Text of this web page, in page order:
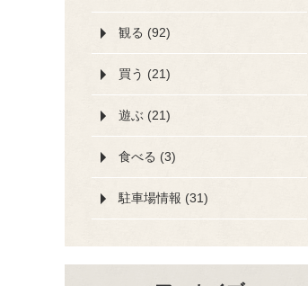
観る (92)
買う (21)
遊ぶ (21)
食べる (3)
駐車場情報 (31)